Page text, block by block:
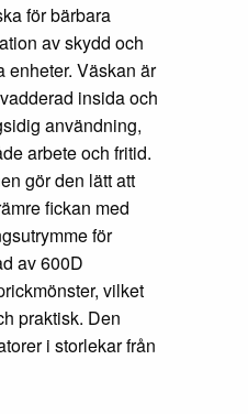
för bärbara
av skydd och
enheter. Väskan är
insida och
användning,
arbete och fritid.
gör den lätt att
fickan med
för
av 600D
vilket
praktisk. Den
i storlekar från